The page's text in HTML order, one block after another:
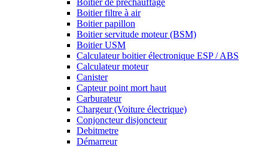
Boitier de préchauffage
Boitier filtre à air
Boitier papillon
Boitier servitude moteur (BSM)
Boitier USM
Calculateur boitier électronique ESP / ABS
Calculateur moteur
Canister
Capteur point mort haut
Carburateur
Chargeur (Voiture électrique)
Conjoncteur disjoncteur
Debitmetre
Démarreur